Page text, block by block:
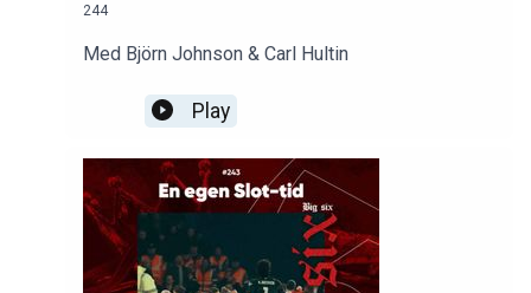
244
Med Björn Johnson & Carl Hultin
Play